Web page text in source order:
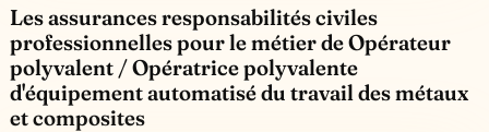
Les assurances responsabilités civiles
professionnelles pour le métier de Opérateur
polyvalent / Opératrice polyvalente
d'équipement automatisé du travail des métaux
et composites